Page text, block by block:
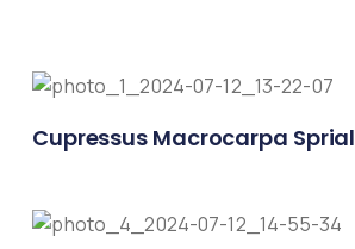
Cupressus Macrocarpa Sprial